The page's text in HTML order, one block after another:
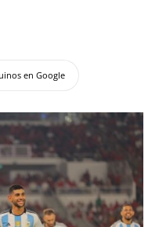
en Google